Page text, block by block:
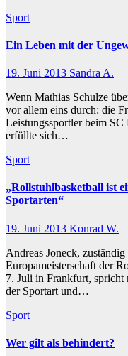
Sport
Ein Leben mit der
19. Juni 2013 Sandra A.
Wenn Mathias Schulze
vor allem eins durch: die
Leistungssportler beim
erfüllte sich…
Sport
„Rollstuhlbasketball ist
Sportarten“
19. Juni 2013 Konrad W.
Andreas Joneck,
Europameisterschaft der
7. Juli in Frankfurt,
der Sportart und…
Sport
Wer gilt als behindert?